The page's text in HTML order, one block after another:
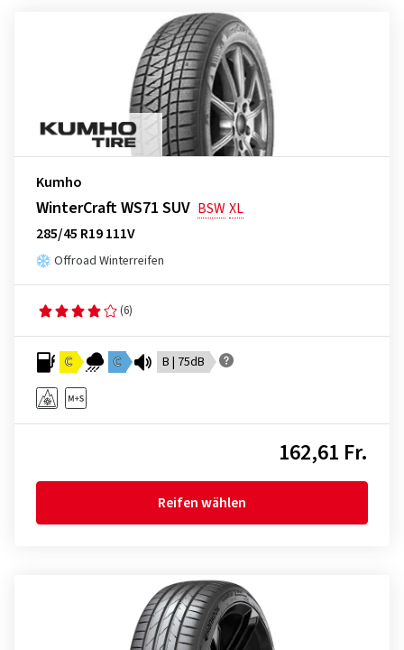
Kumho
WinterCraft WS71 SUV BSWXL
285/45 R19 111V
Offroad Winterreifen
(6)
C C B | 75dB
162,61 Fr.
Reifen wählen